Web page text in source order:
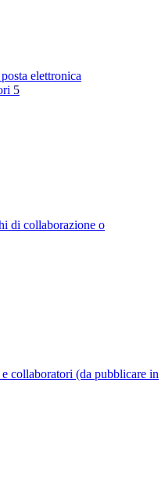
elettronica
5
di collaborazione o
collaboratori (da pubblicare in